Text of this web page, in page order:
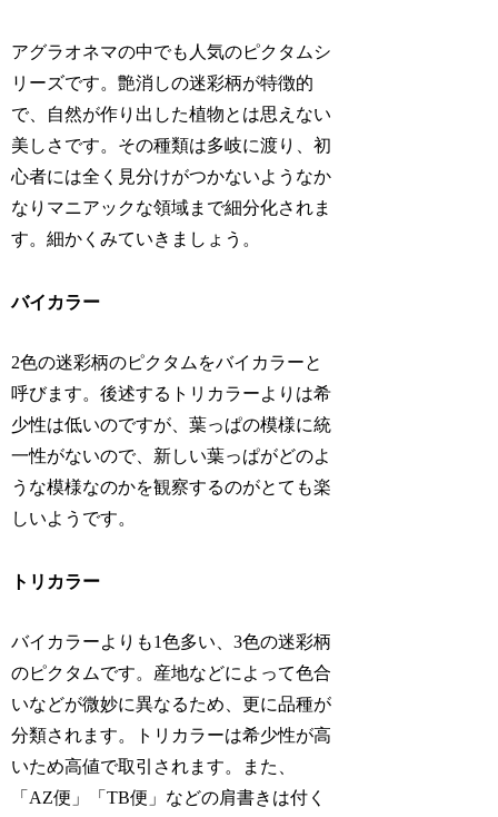
アグラオネマの中でも人気のピクタムシ
リーズです。艶消しの迷彩柄が特徴的
で、自然が作り出した植物とは思えない
美しさです。その種類は多岐に渡り、初
心者には全く見分けがつかないようなか
なりマニアックな領域まで細分化されま
す。細かくみていきましょう。
バイカラー
2色の迷彩柄のピクタムをバイカラーと
呼びます。後述するトリカラーよりは希
少性は低いのですが、葉っぱの模様に統
一性がないので、新しい葉っぱがどのよ
うな模様なのかを観察するのがとても楽
しいようです。
トリカラー
バイカラーよりも1色多い、3色の迷彩柄
のピクタムです。産地などによって色合
いなどが微妙に異なるため、更に品種が
分類されます。トリカラーは希少性が高
いため高値で取引されます。また、
「AZ便」「TB便」などの肩書きは付く